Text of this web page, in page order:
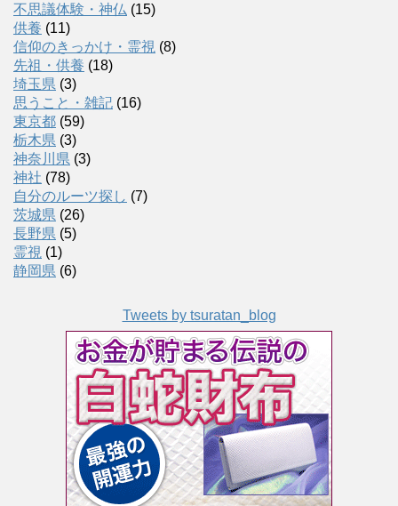
ブ
不思議体験・神仏 (15)
供養 (11)
信仰のきっかけ・霊視 (8)
先祖・供養 (18)
埼玉県 (3)
思うこと・雑記 (16)
東京都 (59)
栃木県 (3)
神奈川県 (3)
神社 (78)
自分のルーツ探し (7)
茨城県 (26)
長野県 (5)
霊視 (1)
静岡県 (6)
Tweets by tsuratan_blog